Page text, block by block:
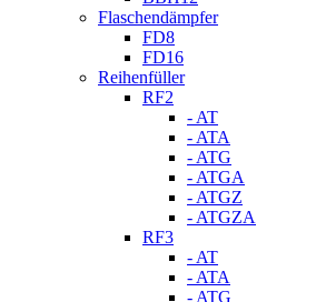
Flaschendämpfer
FD8
FD16
Reihenfüller
RF2
- AT
- ATA
- ATG
- ATGA
- ATGZ
- ATGZA
RF3
- AT
- ATA
- ATG